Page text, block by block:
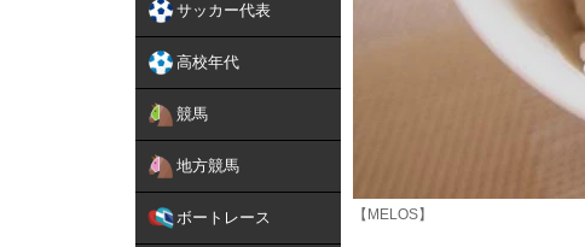
サッカー代表
高校年代
競馬
地方競馬
ボートレース 【MELOS】